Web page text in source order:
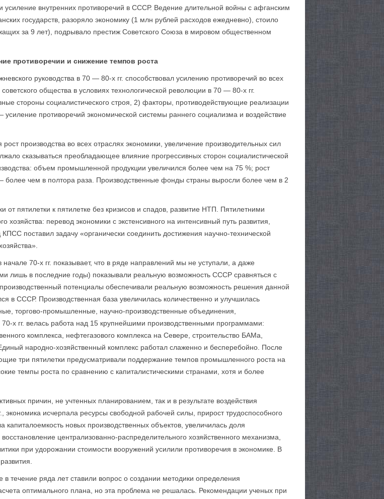
внутренних противоречий в СССР. Ведение длительной войны с афганским
государств, разоряло экономику (1 млн рублей расходов ежедневно), стоило
за 9 лет), подрывало престиж Советского Союза в мировом общественном
противоречии и снижение темпов роста
руководства в 70 — 80-х гг. способствовал усилению противоречий во всех
общества в условиях технологической революции в 70 — 80-х гг.
стороны социалистического строя, 2) факторы, противодействующие реализации
противоречий экономической системы раннего социализма и воздействие
производства во всех отраслях экономики, увеличение производительных сил
сказываться преобладающее влияние прогрессивных сторон социалистической
объем промышленной продукции увеличился более чем на 75 %; рост
чем в полтора раза. Производственные фонды страны выросли более чем в 2
от пятилетки к пятилетке без кризисов и спадов, развитие НТП. Пятилетними
перевод экономики с экстенсивного на интенсивный путь развития,
поставил задачу «органически соединить достижения научно-технической
70-х гг. показывает, что в ряде направлений мы не уступали, а даже
лишь в последние годы) показывали реальную возможность СССР сравняться с
потенциалы обеспечивали реальную возможность решения данной
в СССР. Производственная база увеличилась количественно и улучшилась
торгово-промышленные, научно-производственные объединения,
х гг. велась работа над 15 крупнейшими производственными программами:
комплекса, нефтегазового комплекса на Севере, строительство БАМа,
народно-хозяйственный комплекс работал слаженно и бесперебойно. После
три пятилетки предусматривали поддержание темпов промышленного роста на
темпы роста по сравнению с капиталистическими странами, хотя и более
причин, не учтенных планированием, так и в результате воздействия
исчерпала ресурсы свободной рабочей силы, прирост трудоспособного
новых производственных объектов, увеличилась доля
централизованно-распределительного хозяйственного механизма,
при удорожании стоимости вооружений усилили противоречия в экономике. В
течение ряда лет ставили вопрос о создании методики определения
оптимального плана, но эта проблема не решалась. Рекомендации ученых при